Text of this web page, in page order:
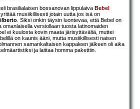
brasilialaisen bossanovan lippulaiva Bebel
musiikillisesti jotain uutta jos isä on
. Siksi onkin täysin luontevaa, että Bebel on
omanlaisella versiollaan tuosta latinomaiden
ei kuulosta kovin maata järisyttävältä, muttei
on kaunis ääni, mutta musiikillisesti naisen
samankaltaisen kappaleen jälkeen oli aika
ja laittaa homma pakettiin.